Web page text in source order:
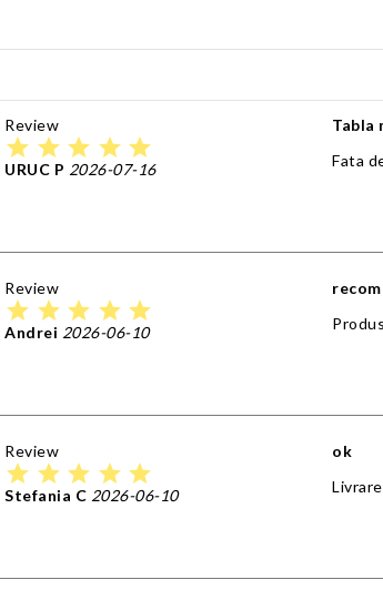
Review
star star star star star
URUC P 2026-07-16
Tabla
Fata
Review
star star star star star
Andrei 2026-06-10
Review
star star star star star
Stefania C 2026-06-10
ok